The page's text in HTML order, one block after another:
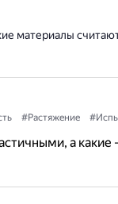
материалы
#Растяжение
а